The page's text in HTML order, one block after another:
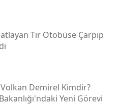
Tır Otobüse Çarpıp
Demirel Kimdir?
Yeni Görevi